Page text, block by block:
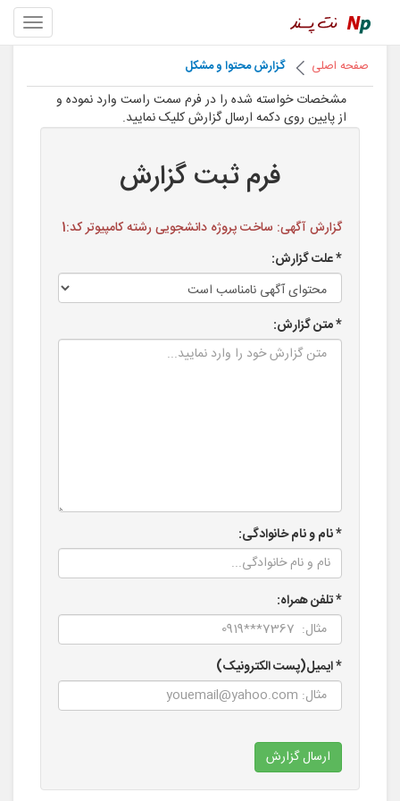
صفحه اصلی گزارش محتوا و مشکل
مشخصات خواسته شده را در فرم سمت راست وارد نموده و
از پایین روی دکمه ارسال گزارش کلیک نمایید.
فرم ثبت گزارش
گزارش آگهی: ساخت پروژه دانشجویی رشته کامپیوتر کد:1
* علت گزارش:
* متن گزارش:
* نام و نام خانوادگی:
* تلفن همراه:
* ایمیل(پست الکترونیک)